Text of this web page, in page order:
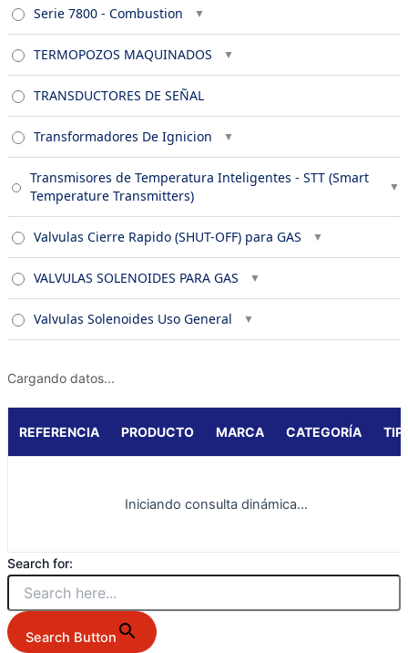
Serie 7800 - Combustion
TERMOPOZOS MAQUINADOS
TRANSDUCTORES DE SEÑAL
Transformadores De Ignicion
Transmisores de Temperatura Inteligentes - STT (Smart
Temperature Transmitters)
Valvulas Cierre Rapido (SHUT-OFF) para GAS
VALVULAS SOLENOIDES PARA GAS
Valvulas Solenoides Uso General
Cargando datos...
REFERENCIA PRODUCTO MARCA CATEGORÍA
Iniciando consulta dinámica...
Search for:
Search Button